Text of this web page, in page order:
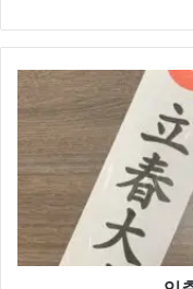
춘
기
도
미